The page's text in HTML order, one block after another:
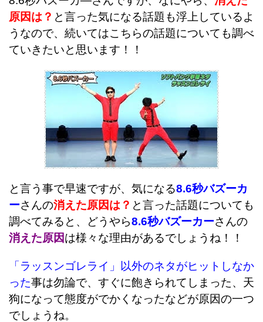
原因は？ と言った気になる話題も浮上しているよ
うなので、続いてはこちらの話題についても調べ
ていきたいと思います！！
と言う事で早速ですが、気になる8.6秒バズーカ
ーさんの消えた原因は？ と言った話題についても
調べてみると、どうやら8.6秒バズーカーさんの
消えた原因は様々な理由があるでしょうね！！
「ラッスンゴレライ」以外のネタがヒットしなか
った事は勿論で、すぐに飽きられてしまった、天
狗になって態度がでかくなったなどが原因の一つ
でしょうね。